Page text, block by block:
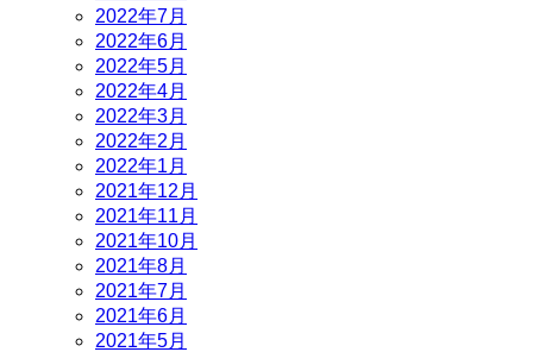
2022年7月
2022年6月
2022年5月
2022年4月
2022年3月
2022年2月
2022年1月
2021年12月
2021年11月
2021年10月
2021年8月
2021年7月
2021年6月
2021年5月